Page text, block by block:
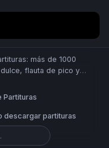
más de 1000
flauta de pico y
trompa, barítono,
Partituras
descargar partituras